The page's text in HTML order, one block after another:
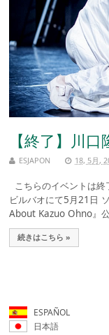
【終了】川
ESJAPON 18, 5月,
こちらのイベントは
ビルバオにて5月21日
About Kazuo Ohno』
続きはこちら »
ESPAÑOL
日本語